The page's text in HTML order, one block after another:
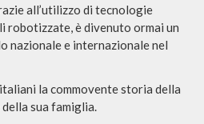
all’utilizzo di tecnologie
robotizzate, è divenuto ormai un
nazionale e internazionale nel
la commovente storia della
sua famiglia.